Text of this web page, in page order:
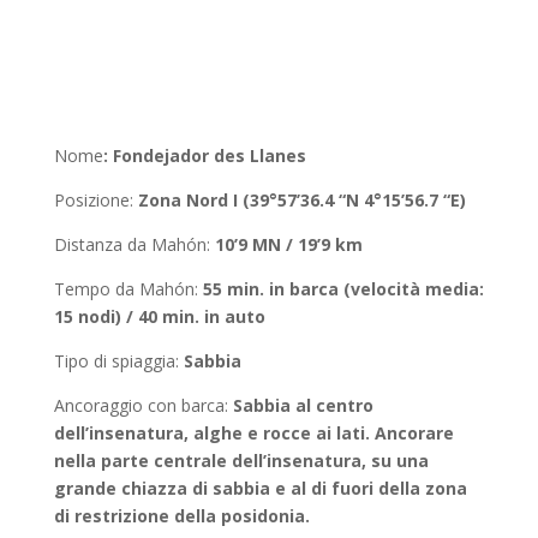
Nome: Fondejador des Llanes
Posizione: Zona Nord I (39°57’36.4 “N 4°15’56.7 “E)
Distanza da Mahón: 10’9 MN / 19’9 km
Tempo da Mahón: 55 min. in barca (velocità media:
15 nodi) / 40 min. in auto
Tipo di spiaggia: Sabbia
Ancoraggio con barca: Sabbia al centro
dell’insenatura, alghe e rocce ai lati. Ancorare
nella parte centrale dell’insenatura, su una
grande chiazza di sabbia e al di fuori della zona
di restrizione della posidonia.